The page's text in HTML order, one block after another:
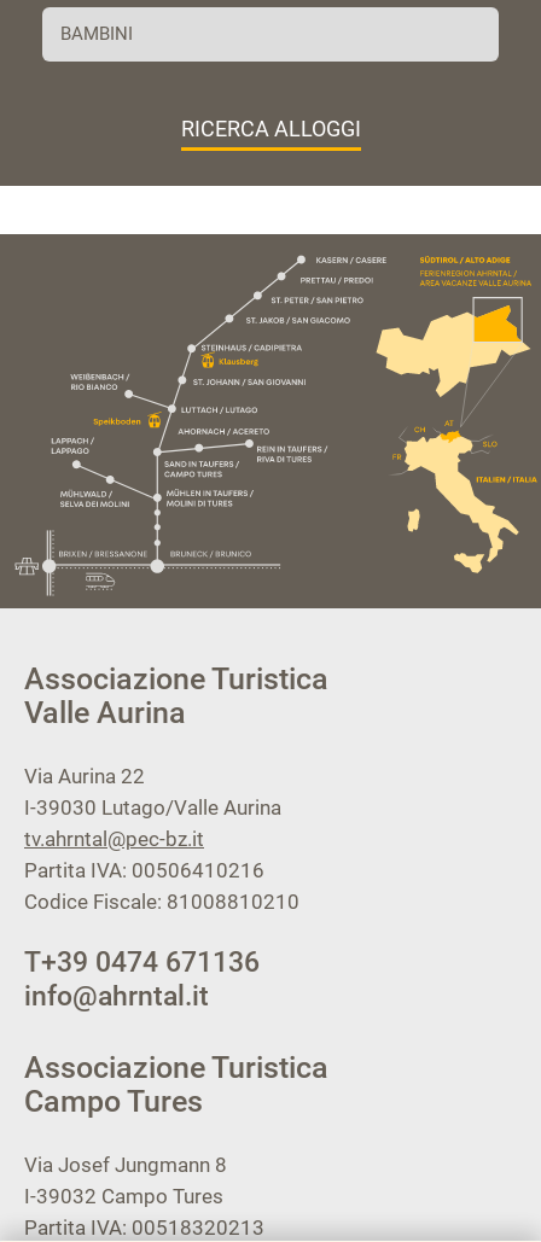
RICERCA ALLOGGI
Associazione Turistica
Valle Aurina
Via Aurina 22
I-39030 Lutago/Valle Aurina
tv.ahrntal@pec-bz.it
Partita IVA: 00506410216
Codice Fiscale: 81008810210
T+39 0474 671136
info@ahrntal.it
Associazione Turistica
Campo Tures
Via Josef Jungmann 8
I-39032 Campo Tures
Partita IVA: 00518320213